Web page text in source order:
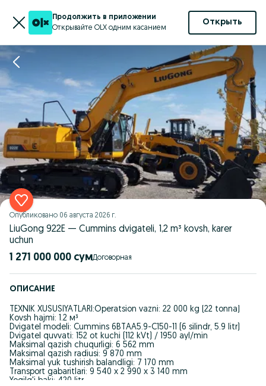
Продолжить в приложении
Открывайте OLX одним касанием
Открыть
Опубликовано 06 августа 2026 г.
LiuGong 922E — Cummins dvigateli, 1,2 m³ kovsh, karer
uchun
1 271 000 000 сум Договорная
ОПИСАНИЕ
TEXNIK XUSUSIYATLARI:Operatsion vazni: 22 000 kg (22 tonna)
Kovsh hajmi: 1.2 м³
Dvigatel modeli: Cummins 6BTAA5.9-C150-11 (6 silindr, 5.9 litr)
Dvigatel quvvati: 152 ot kuchi (112 kVt) / 1950 ayl/min
Maksimal qazish chuqurligi: 6 562 mm
Maksimal qazish radiusi: 9 870 mm
Maksimal yuk tushirish balandligi: 7 170 mm
Transport gabaritlari: 9 540 х 2 990 х 3 140 mm
Yoqilg'i baki: 420 litr